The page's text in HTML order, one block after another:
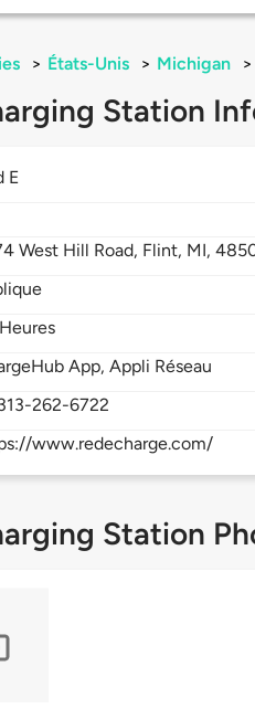
> États-Unis > Michigan >
Station
E
West Hill Road, Flint, MI,
App, Appli Réseau
262-6722
www.redecharge.com/
Station